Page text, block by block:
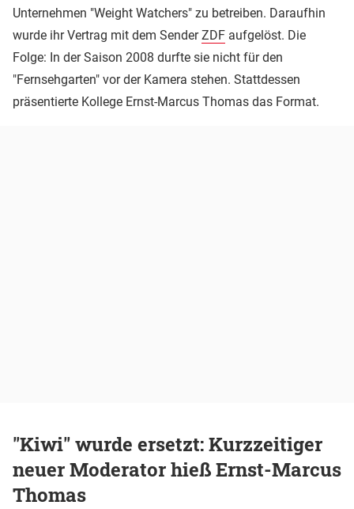
Unternehmen "Weight Watchers" zu betreiben. Daraufhin
wurde ihr Vertrag mit dem SenderZDF aufgelöst. Die
Folge: In der Saison 2008 durfte sie nicht für den
"Fernsehgarten" vor der Kamera stehen. Stattdessen
präsentierte Kollege Ernst-Marcus Thomas das Format.
"Kiwi" wurde ersetzt: Kurzzeitiger
neuer Moderator hieß Ernst-Marcus
Thomas